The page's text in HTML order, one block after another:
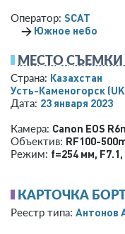
Оператор: SCAT
→ Южное небо
МЕСТО СЪЕМКИ
Страна: Казахстан
Усть-Каменогорск
Дата: 23 января 2023
Камера: Canon EOS
Объектив: RF100-
Режим: f=254 мм, F7.1,
КАРТОЧКА
Реестр типа: Антонов